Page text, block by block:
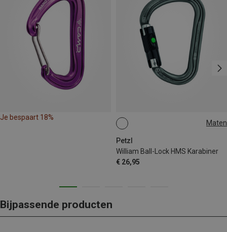
Je bespaart 18%
Maten
Petzl
William Ball-Lock HMS Karabiner
€ 26,95
BALL-LOCK
Bijpassende producten